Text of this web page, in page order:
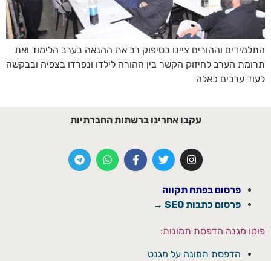
התלמידים וההורים ציינו בסיפוק רב את ההנאה בערב הלימוד ואת
תרומת הערב לחיזוק הקשר בין ההורה לילדו ונפרדו בצפיה ובבקשה
לעוד ערבים כאלה
עקבו אחרינו ברשתות החברתיות
פרסום בפתח תקווה
פרסום כתבות SEO →
פוטו מגנה הדפסת תמונות:
הדפסת תמונה על מגנט